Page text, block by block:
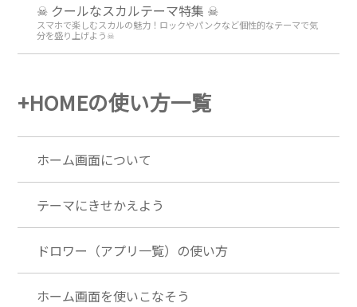
☠ クールなスカルテーマ特集 ☠
スマホで楽しむスカルの魅力！ロックやパンクなど個性的なテーマで気
分を盛り上げよう☠
+HOMEの使い方一覧
ホーム画面について
テーマにきせかえよう
ドロワー（アプリ一覧）の使い方
ホーム画面を使いこなそう